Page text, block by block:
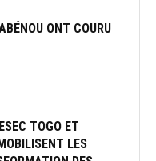
ONT COURU
TOGO ET
LES